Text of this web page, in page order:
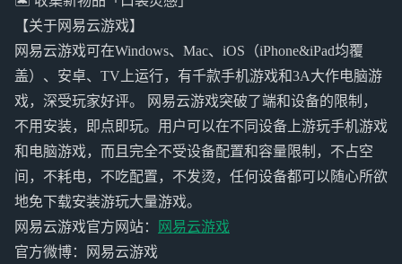
【关于网易云游戏】
网易云游戏可在Windows、Mac、iOS（iPhone&iPad均覆
盖）、安卓、TV上运行，有千款手机游戏和3A大作电脑游
戏，深受玩家好评。 网易云游戏突破了端和设备的限制，
不用安装，即点即玩。用户可以在不同设备上游玩手机游戏
和电脑游戏，而且完全不受设备配置和容量限制，不占空
间，不耗电，不吃配置，不发烫，任何设备都可以随心所欲
地免下载安装游玩大量游戏。
网易云游戏官方网站：
网易云游戏
官方微博：网易云游戏